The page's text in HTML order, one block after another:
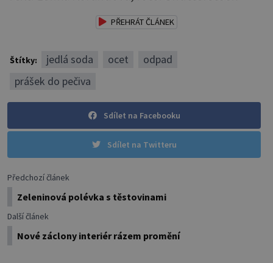
PŘEHRÁT ČLÁNEK
Štítky: jedlá soda ocet
odpad
prášek do pečiva
Sdílet na Facebooku
Sdílet na Twitteru
Předchozí článek
Zeleninová polévka s těstovinami
Další článek
Nové záclony interiér rázem promění